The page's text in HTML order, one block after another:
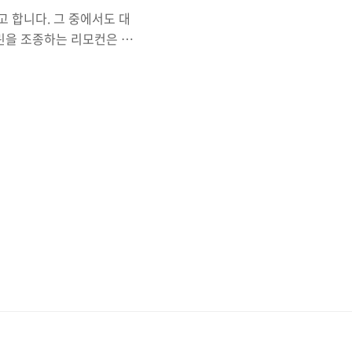
합니다. 그 중에서도 대
조종하는 리모컨은 주
을 이용하였습